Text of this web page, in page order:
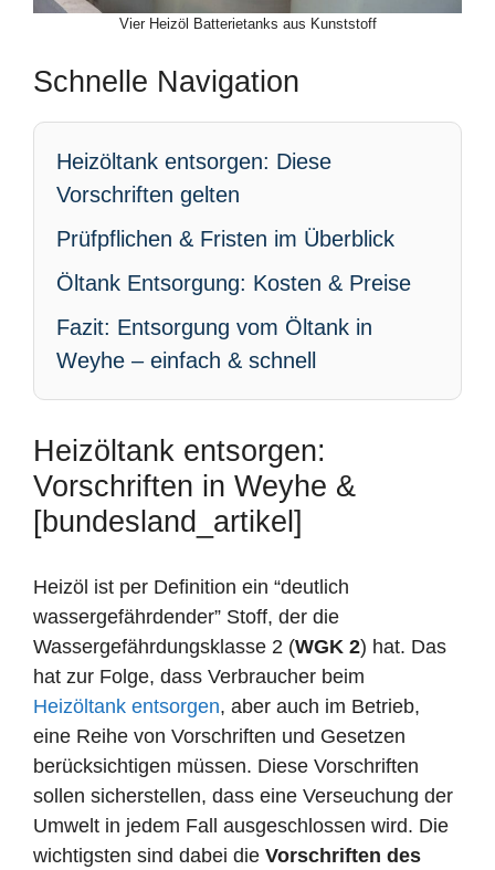
Vier Heizöl Batterietanks aus Kunststoff
Schnelle Navigation
Heizöltank entsorgen: Diese
Vorschriften gelten
Prüfpflichen & Fristen im Überblick
Öltank Entsorgung: Kosten & Preise
Fazit: Entsorgung vom Öltank in
Weyhe – einfach & schnell
Heizöltank entsorgen:
Vorschriften in Weyhe &
[bundesland_artikel]
Heizöl ist per Definition ein “deutlich
wassergefährdender” Stoff, der die
Wassergefährdungsklasse 2 (WGK 2) hat. Das
hat zur Folge, dass Verbraucher beim
Heizöltank entsorgen, aber auch im Betrieb,
eine Reihe von Vorschriften und Gesetzen
berücksichtigen müssen. Diese Vorschriften
sollen sicherstellen, dass eine Verseuchung der
Umwelt in jedem Fall ausgeschlossen wird. Die
wichtigsten sind dabei die Vorschriften des